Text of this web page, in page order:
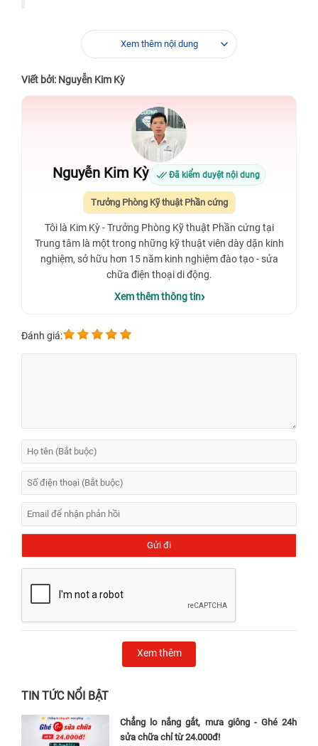
Xem thêm nội dung
Viết bởi: Nguyễn Kim Kỳ
Nguyễn Kim Kỳ Đã kiểm duyệt nội dung
Trưởng Phòng Kỹ thuật Phần cứng
Tôi là Kim Kỳ - Trưởng Phòng Kỹ thuật Phần cứng tại
Trung tâm là một trong những kỹ thuật viên dày dặn kinh
nghiệm, sở hữu hơn 15 năm kinh nghiệm đào tạo - sửa
chữa điện thoại di động.
Xem thêm thông tin
Đánh giá:
Xem thêm
TIN TỨC NỔI BẬT
Chẳng lo nắng gắt, mưa giông - Ghé 24h
sửa chữa chỉ từ 24.000đ!